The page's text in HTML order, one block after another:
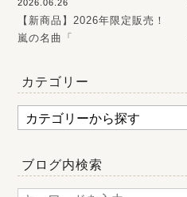
2026.06.26
【新商品】2026年限定販売！
嵐の名曲「
カテゴリー
ブログ内検索